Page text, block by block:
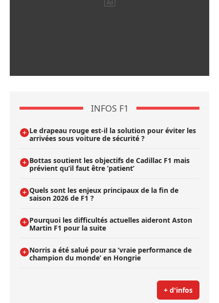
INFOS F1
Le drapeau rouge est-il la solution pour éviter les
arrivées sous voiture de sécurité ?
Bottas soutient les objectifs de Cadillac F1 mais
prévient qu’il faut être ’patient’
Quels sont les enjeux principaux de la fin de
saison 2026 de F1 ?
Pourquoi les difficultés actuelles aideront Aston
Martin F1 pour la suite
Norris a été salué pour sa ’vraie performance de
champion du monde’ en Hongrie
+ d'infos